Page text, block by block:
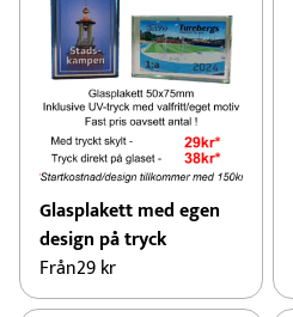
Glasplakett med egen
design på tryck
Från29kr